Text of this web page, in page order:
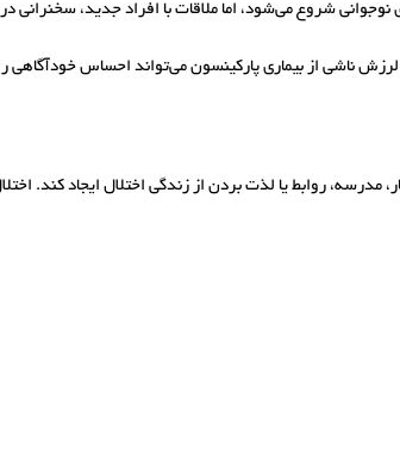
شروع می‌شود، اما ملاقات با افراد جدید، سخنرانی
ناشی از بیماری پارکینسون می‌تواند احساس
مدرسه، روابط یا لذت بردن از زندگی اختلال ایجاد کند.